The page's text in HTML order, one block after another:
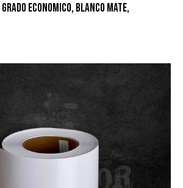
ECONOMICO, BLANCO MATE,